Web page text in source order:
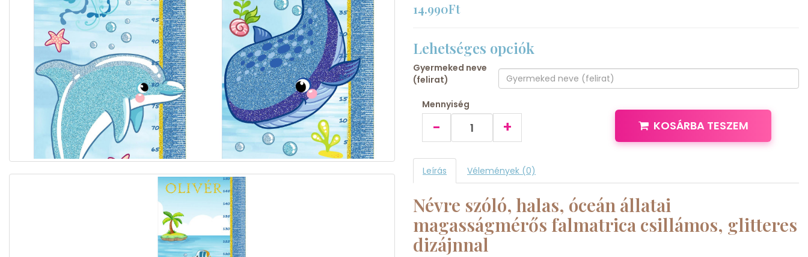
14.990Ft
Lehetséges opciók
Gyermeked neve
(felirat)
Mennyiség
- + KOSÁRBA TESZEM
Leírás Vélemények (0)
Névre szóló, halas, óceán állatai
magasságmérős falmatrica csillámos, glitteres
dizájnnal